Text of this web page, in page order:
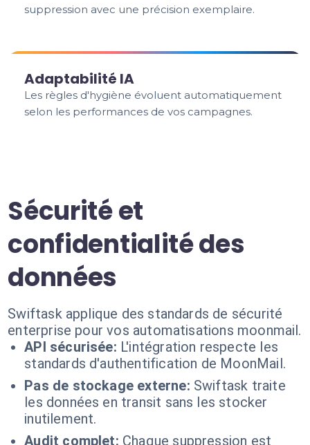
suppression avec une précision exemplaire.
Adaptabilité IA
Les règles d'hygiène évoluent automatiquement
selon les performances de vos campagnes.
Sécurité et
confidentialité des
données
Swiftask applique des standards de sécurité
enterprise pour vos automatisations moonmail.
API sécurisée: L'intégration respecte les
standards d'authentification de MoonMail.
Pas de stockage externe: Swiftask traite
les données en transit sans les stocker
inutilement.
Audit complet: Chaque suppression est